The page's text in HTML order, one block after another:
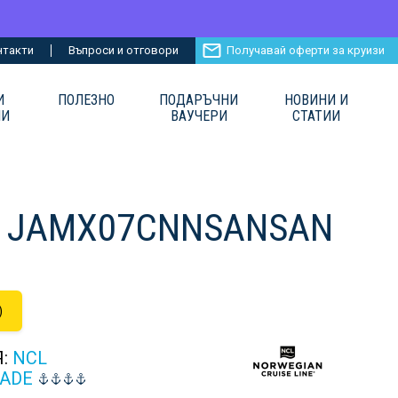
Въпроси и отговори Получавай оферти за круизи
ПОЛЕЗНО
ПОДАРЪЧНИ
ВАУЧЕРИ
НОВИНИ И
СТАТИИ
NCL